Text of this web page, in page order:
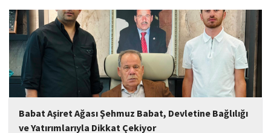
yanında olacağız. Sultangazi'de birlik ve beraberlik ruhunu daha
da güçlendirecek projeleri hayata geçirmek için ekip...
Babat Aşiret Ağası Şehmuz Babat, Devletine Bağlılığı
ve Yatırımlarıyla Dikkat Çekiyor